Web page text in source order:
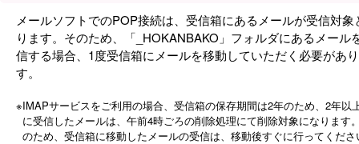
メールソフトでのPOP接続は、受信箱にあるメールが受信対象
ります。そのため、「_HOKANBAKO」フォルダにあるメール
信する場合、1度受信箱にメールを移動していただく必要があ
す。
※IMAPサービスをご利用の場合、受信箱の保存期間は2年のため、2年以
に受信したメールは、午前4時ごろの削除処理にて削除対象になります
のため、受信箱に移動したメールの受信は、移動後すぐに行ってくださ